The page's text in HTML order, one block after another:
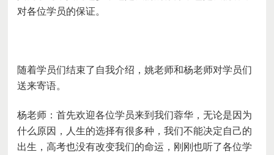
对各位学员的保证。
随着学员们结束了自我介绍，姚老师和杨老师对学员们
送来寄语。
杨老师：首先欢迎各位学员来到我们蓉华，无论是因为
什么原因，人生的选择有很多种，我们不能决定自己的
出生，高考也没有改变我们的命运，刚刚也听了各位学